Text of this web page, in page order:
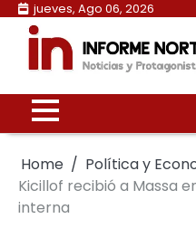
Skip
content
jueves, Ago 06, 2026
Home
Política y
Kicillof recibió a Massa
interna